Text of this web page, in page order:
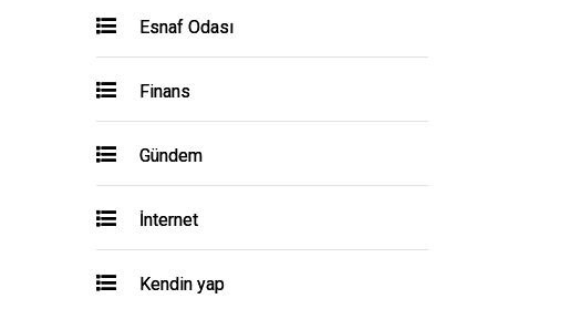
Esnaf Odası
Finans
Gündem
İnternet
Kendin yap